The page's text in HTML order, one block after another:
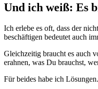
Und ich weiß: Es
Ich erlebe es oft, dass der
beschäftigen bedeutet auch
Gleichzeitig braucht es auch
erahnen, was Du brauchst,
Für beides habe ich